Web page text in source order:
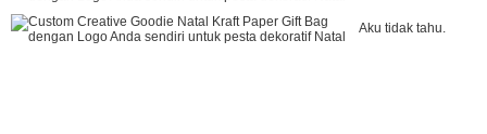
Aku tidak tahu.